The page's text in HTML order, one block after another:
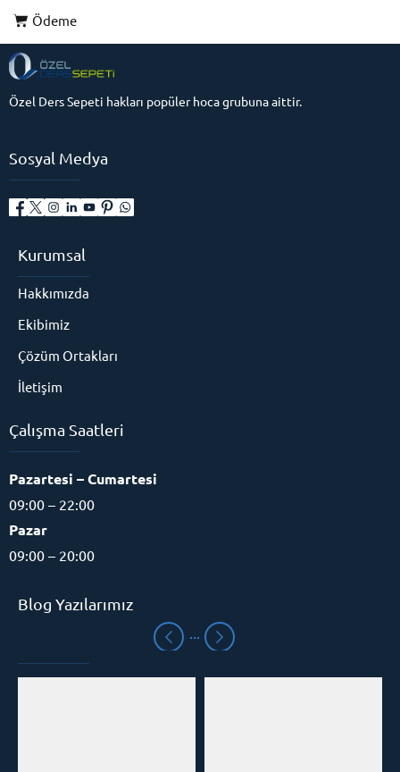
Ödeme
Özel Ders Sepeti hakları popüler hoca grubuna aittir.
Sosyal Medya
Kurumsal
Hakkımızda
Ekibimiz
Çözüm Ortakları
İletişim
Çalışma Saatleri
Pazartesi – Cumartesi
09:00 – 22:00
Pazar
09:00 – 20:00
Blog Yazılarımız
Eğitim Danışmanı